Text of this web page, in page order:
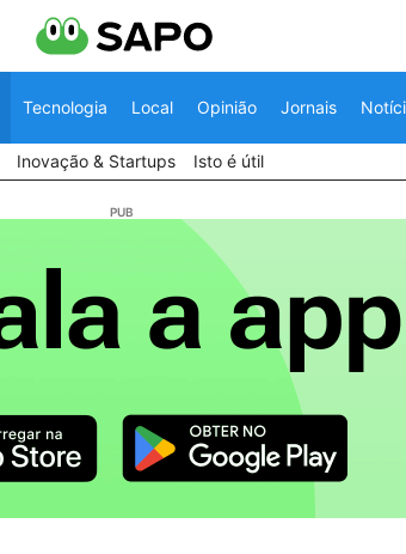
Tecnologia Local Opinião Jornais
Inovação & Startups Isto é útil